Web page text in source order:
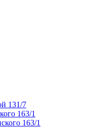
131/7
163/1
163/1